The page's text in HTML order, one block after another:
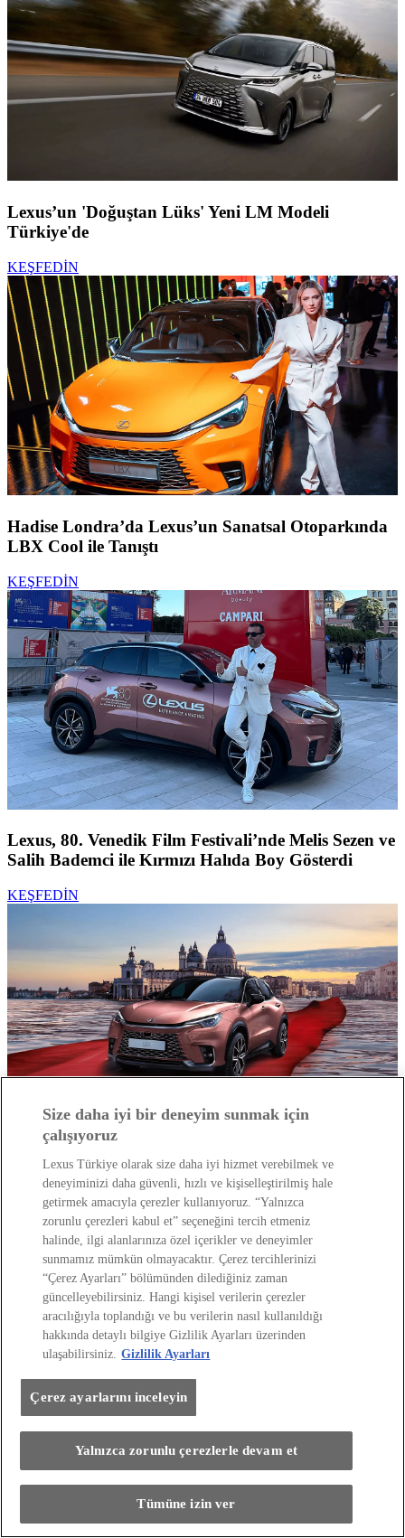
Lexus’un 'Doğuştan Lüks' Yeni LM Modeli
Türkiye'de
KEŞFEDİN
Hadise Londra’da Lexus’un Sanatsal Otoparkında
LBX Cool ile Tanıştı
KEŞFEDİN
Lexus, 80. Venedik Film Festivali’nde Melis Sezen ve
Salih Bademci ile Kırmızı Halıda Boy Gösterdi
KEŞFEDİN
Yerini Alıyor
KEŞFEDİN
Size daha iyi bir deneyim sunmak için
çalışıyoruz
Lexus Türkiye olarak size daha iyi hizmet verebilmek ve
deneyiminizi daha güvenli, hızlı ve kişiselleştirilmiş hale
getirmek amacıyla çerezler kullanıyoruz. “Yalnızca
zorunlu çerezleri kabul et” seçeneğini tercih etmeniz
halinde, ilgi alanlarınıza özel içerikler ve deneyimler
sunmamız mümkün olmayacaktır. Çerez tercihlerinizi
“Çerez Ayarları” bölümünden dilediğiniz zaman
güncelleyebilirsiniz. Hangi kişisel verilerin çerezler
aracılığıyla toplandığı ve bu verilerin nasıl kullanıldığı
hakkında detaylı bilgiye Gizlilik Ayarları üzerinden
ulaşabilirsiniz. Gizlilik Ayarları
Çerez ayarlarını inceleyin
Yalnızca zorunlu çerezlerle devam et
Tümüne izin ver